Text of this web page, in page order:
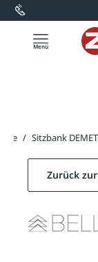
springen
/ Sitzbank
Zurück